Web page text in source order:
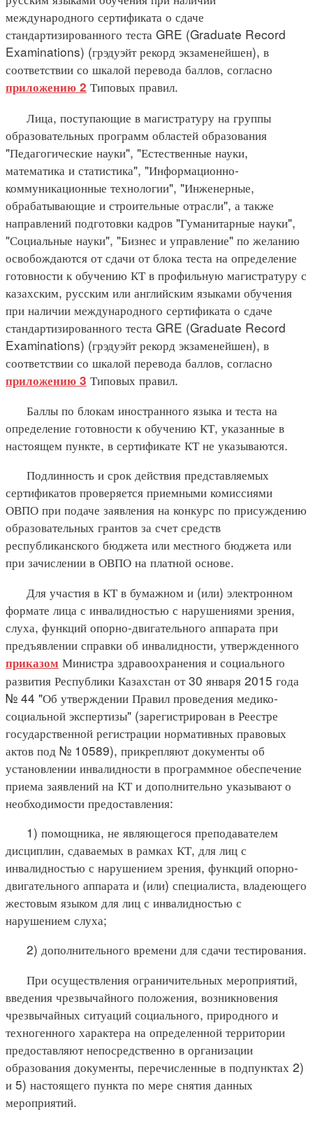
международного сертификата о сдаче
стандартизированного теста GRE (Graduate Record
Examinations) (грэдуэйт рекорд экзаменейшен), в
соответствии со шкалой перевода баллов, согласно
приложению 2 Типовых правил.
Лица, поступающие в магистратуру на группы
образовательных программ областей образования
"Педагогические науки", "Естественные науки,
математика и статистика", "Информационно-
коммуникационные технологии", "Инженерные,
обрабатывающие и строительные отрасли", а также
направлений подготовки кадров "Гуманитарные науки",
"Социальные науки", "Бизнес и управление" по желанию
освобождаются от сдачи от блока теста на определение
готовности к обучению КТ в профильную магистратуру с
казахским, русским или английским языками обучения
при наличии международного сертификата о сдаче
стандартизированного теста GRE (Graduate Record
Examinations) (грэдуэйт рекорд экзаменейшен), в
соответствии со шкалой перевода баллов, согласно
приложению 3 Типовых правил.
Баллы по блокам иностранного языка и теста на
определение готовности к обучению КТ, указанные в
настоящем пункте, в сертификате КТ не указываются.
Подлинность и срок действия представляемых
сертификатов проверяется приемными комиссиями
ОВПО при подаче заявления на конкурс по присуждению
образовательных грантов за счет средств
республиканского бюджета или местного бюджета или
при зачислении в ОВПО на платной основе.
Для участия в КТ в бумажном и (или) электронном
формате лица с инвалидностью с нарушениями зрения,
слуха, функций опорно-двигательного аппарата при
предъявлении справки об инвалидности, утвержденного
приказом Министра здравоохранения и социального
развития Республики Казахстан от 30 января 2015 года
№ 44 "Об утверждении Правил проведения медико-
социальной экспертизы" (зарегистрирован в Реестре
государственной регистрации нормативных правовых
актов под № 10589), прикрепляют документы об
установлении инвалидности в программное обеспечение
приема заявлений на КТ и дополнительно указывают о
необходимости предоставления:
1) помощника, не являющегося преподавателем
дисциплин, сдаваемых в рамках КТ, для лиц с
инвалидностью с нарушением зрения, функций опорно-
двигательного аппарата и (или) специалиста, владеющего
жестовым языком для лиц с инвалидностью с
нарушением слуха;
2) дополнительного времени для сдачи тестирования.
При осуществления ограничительных мероприятий,
введения чрезвычайного положения, возникновения
чрезвычайных ситуаций социального, природного и
техногенного характера на определенной территории
предоставляют непосредственно в организации
образования документы, перечисленные в подпунктах 2)
и 5) настоящего пункта по мере снятия данных
мероприятий.